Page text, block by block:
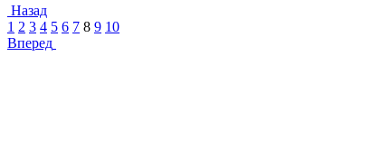
Назад
1 2 3 4 5 6 7 8 9 10
Вперед